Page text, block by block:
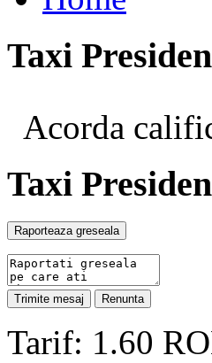
Taxi
Acorda
Taxi
Tarif: 1.60